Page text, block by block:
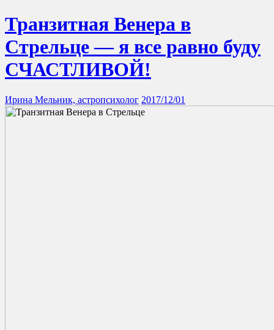
Транзитная Венера в
Стрельце — я все равно буду
СЧАСТЛИВОЙ!
Ирина Мельник, астропсихолог 2017/12/01